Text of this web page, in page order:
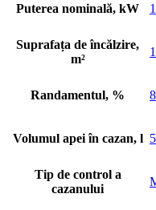
Puterea nominală, kW
Suprafața de încălzire,
m²
Randamentul, %
Volumul apei în cazan, l
Tip de control a
cazanului